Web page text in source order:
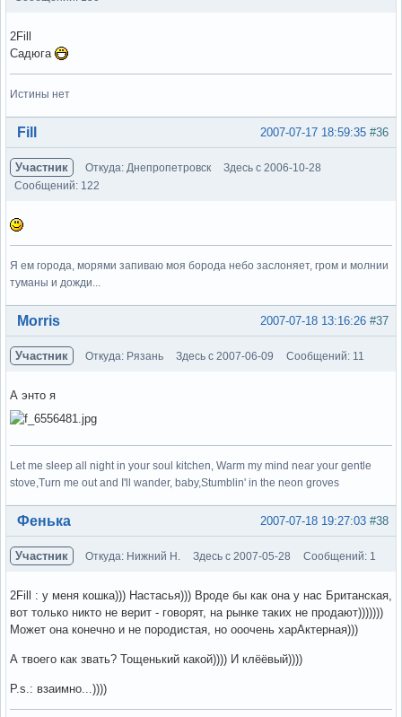
2Fill
Садюга
Истины нет
Вне форума #36
2007-07-17 18:59:35
Fill
Участник Откуда: Днепропетровск
Здесь с 2006-10-28
Сообщений: 122
Я ем города, морями запиваю моя борода небо заслоняет, гром и молнии
туманы и дожди...
Вне форума #37
2007-07-18 13:16:26
Morris
Участник Откуда: Рязань Здесь с 2007-06-09 Сообщений: 11
А энто я
Let me sleep all night in your soul kitchen, Warm my mind near your gentle
stove,Turn me out and I'll wander, baby,Stumblin' in the neon groves
Вне форума #38
2007-07-18 19:27:03
Фенька
Участник Откуда: Нижний Н. Здесь с 2007-05-28 Сообщений: 1
2Fill : у меня кошка))) Настасья))) Вроде бы как она у нас Британская,
вот только никто не верит - говорят, на рынке таких не продают)))))))
Может она конечно и не породистая, но ооочень харАктерная)))
А твоего как звать? Тощенький какой)))) И клёёвый))))
P.s.: взаимно...))))